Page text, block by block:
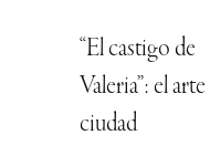
“El castigo de
Valeria”: el
ciudad